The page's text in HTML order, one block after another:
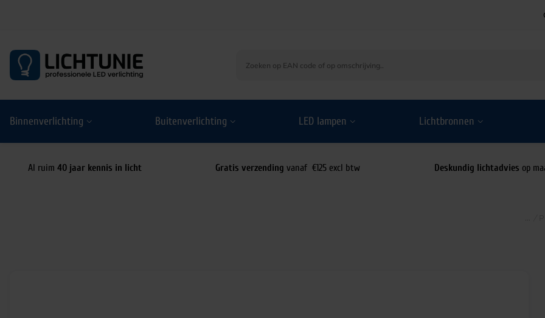
Binnenverlichting Buitenverlichting LED lampen Lichtbronnen
Al ruim 40 jaar kennis in licht Gratis verzending vanaf €125 excl btw Deskundig lichtadvies op